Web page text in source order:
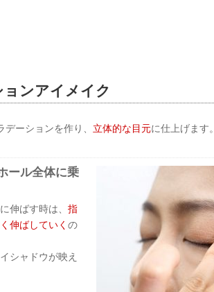
ンアイメイク
ーションを作り、 立体的な目元に仕上げます。
ール全体に乗
伸ばす時は、 指
伸ばしていく の
シャドウが映え